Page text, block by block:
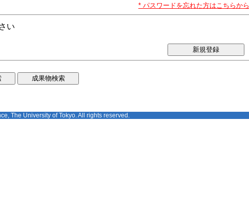
* パスワードを忘れた方はこちらから
い
新規登録
The University of Tokyo. All rights reserved.